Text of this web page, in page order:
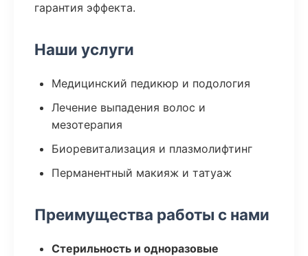
гарантия эффекта.
Наши услуги
Медицинский педикюр и подология
Лечение выпадения волос и
мезотерапия
Биоревитализация и плазмолифтинг
Перманентный макияж и татуаж
Преимущества работы с нами
Стерильность и одноразовые